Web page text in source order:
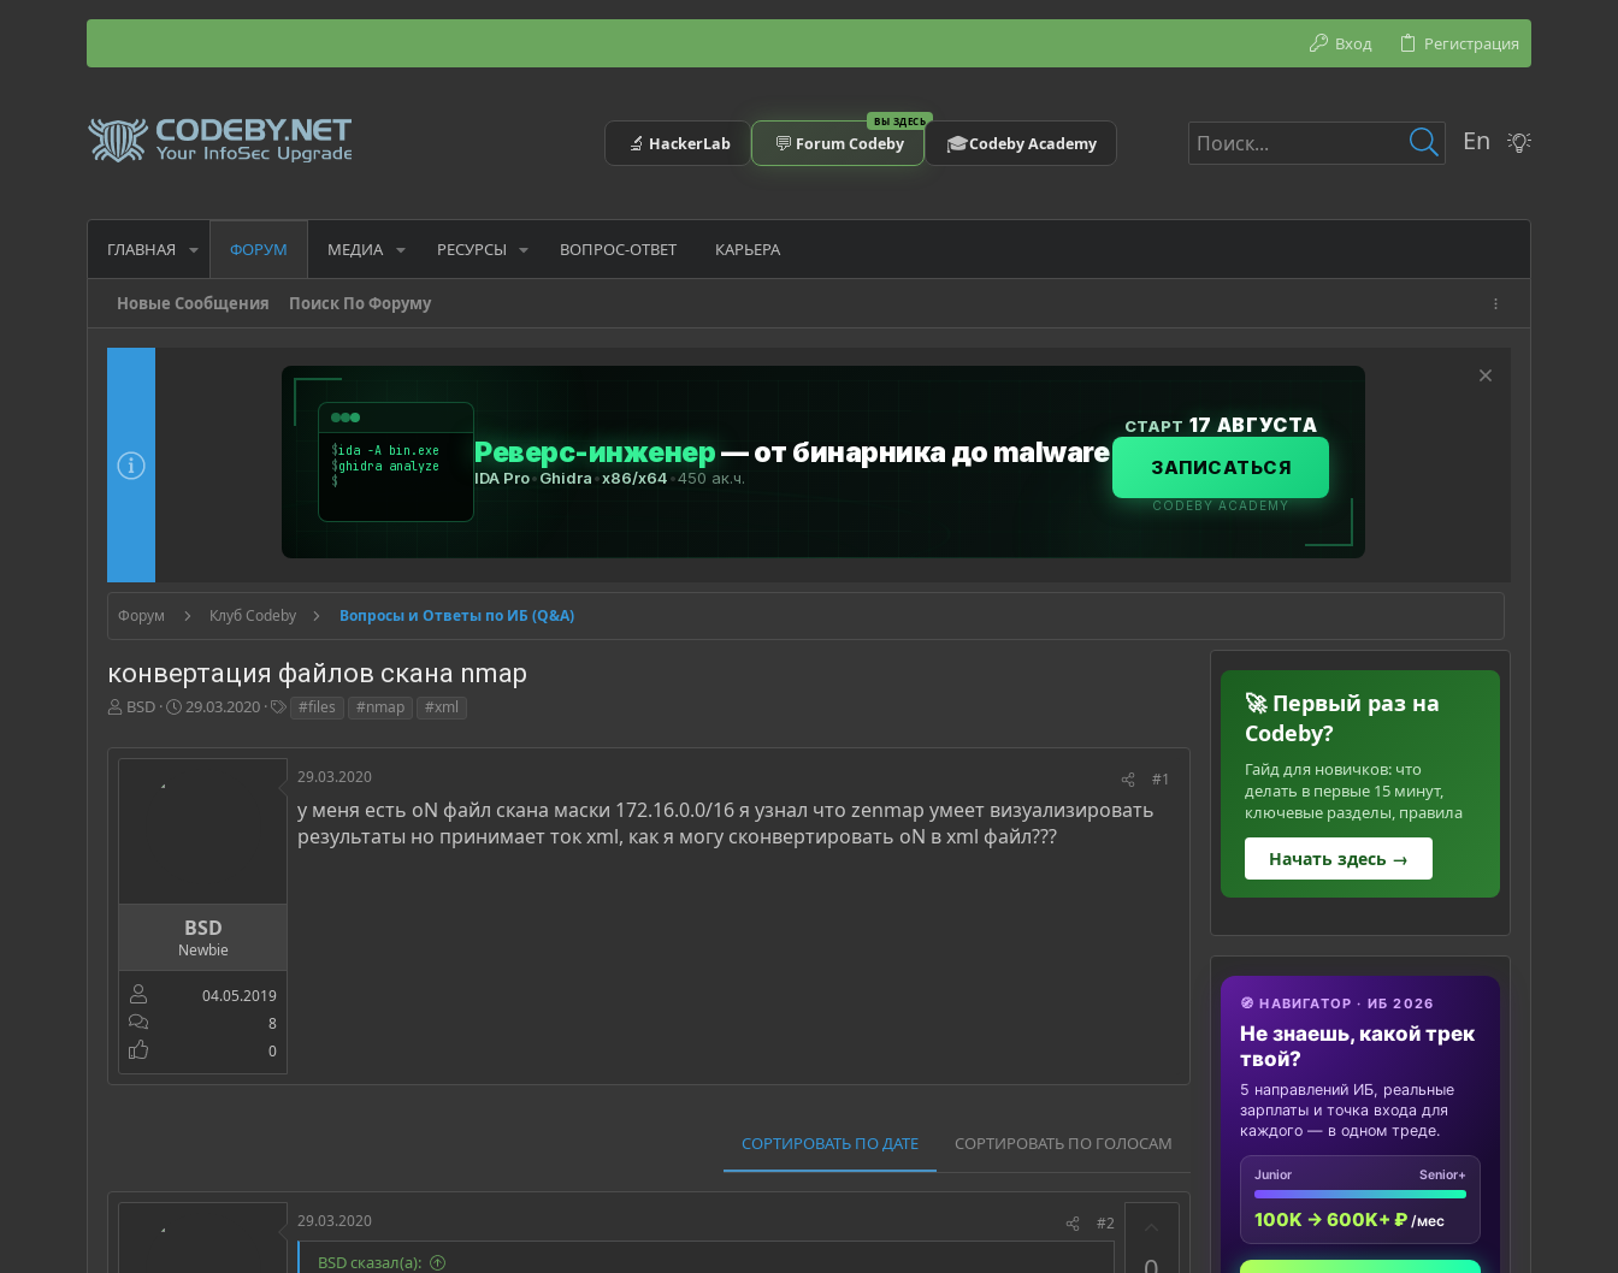
Вход Регистрация
🔬 HackerLab
ВЫ ЗДЕСЬ
💬 Forum Codeby 🎓Codeby Academy En
ГЛАВНАЯ ФОРУМ МЕДИА РЕСУРСЫ ВОПРОС-ОТВЕТ КАРЬЕРА
Новые Сообщения Поиск По Форуму
Форум Клуб Codeby Вопросы и Ответы по ИБ (Q&A)
конвертация файлов скана nmap
А
т
BSD
Д
т
а
29.03.2020
г
#files #nmap #xml
BSD
Newbie
04.05.2019
8
0
29.03.2020 #1
у меня есть oN файл скана маски 172.16.0.0/16 я узнал что zenmap умеет визуализировать
результаты но принимает ток xml, как я могу сконвертировать oN в xml файл???
СОРТИРОВАТЬ ПО ДАТЕ СОРТИРОВАТЬ ПО ГОЛОСАМ
29.03.2020 #2
BSD сказал(а):
🚀 Первый раз на
Codeby?
Гайд для новичков: что
делать в первые 15 минут,
ключевые разделы, правила
Начать здесь →
🧭 НАВИГАТОР · ИБ 2026
Не знаешь, какой трек
твой?
5 направлений ИБ, реальные
зарплаты и точка входа для
каждого — в одном треде.
Junior Senior+
100K → 600K+ ₽ /мес